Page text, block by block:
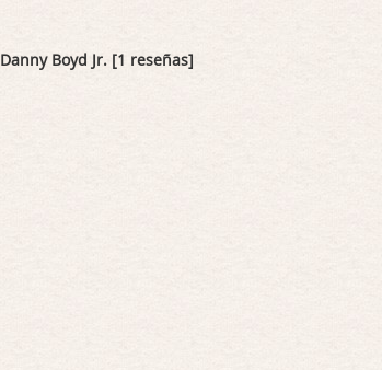
Danny Boyd Jr. [1 reseñas]